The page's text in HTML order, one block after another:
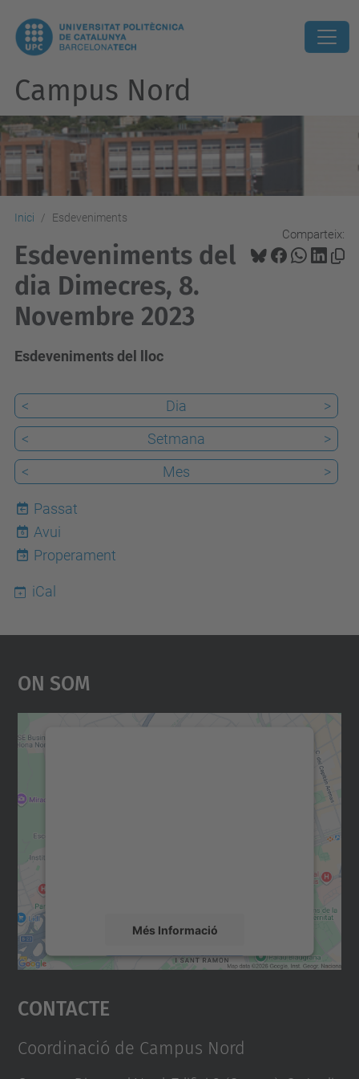
Campus Nord
Inici Esdeveniments
Comparteix:
Esdeveniments del
dia Dimecres, 8.
Novembre 2023
Esdeveniments del lloc
< Dia
>
<
Setmana
>
<
Mes >
Passat
6
Avui
Properament
iCal
On Som
Més Informació
Accepta
powered by
Contacte
Coordinació de Campus Nord